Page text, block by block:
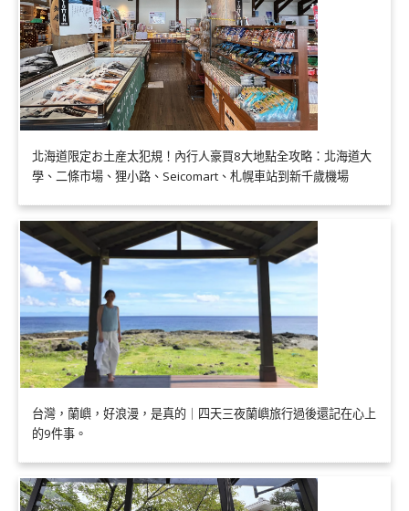
北海道限定お土産太犯規！內行人豪買8大地點全攻略：北海道大
學、二條市場、狸小路、Seicomart、札幌車站到新千歲機場
台灣，蘭嶼，好浪漫，是真的｜四天三夜蘭嶼旅行過後還記在心上
的9件事。